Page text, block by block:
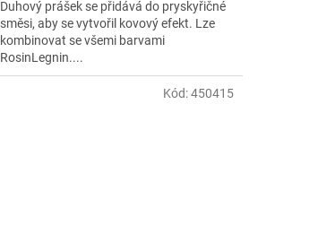
Duhový prášek se přidává do pryskyřičné
směsi, aby se vytvořil kovový efekt. Lze
kombinovat se všemi barvami
RosinLegnin....
Kód:450415